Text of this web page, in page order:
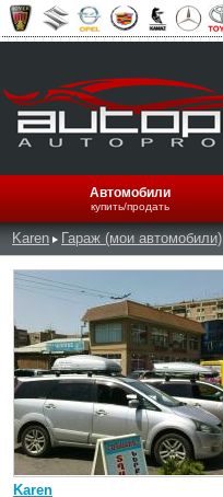
Автомобили
купить/продать
Karen Гараж (мои автомобили)
Karen